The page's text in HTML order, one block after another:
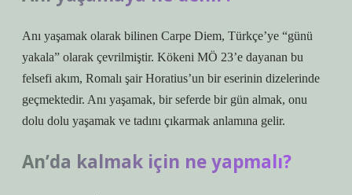
Anı yaşamak olarak bilinen Carpe Diem, Türkçe’ye “günü
yakala” olarak çevrilmiştir. Kökeni MÖ 23’e dayanan bu
felsefi akım, Romalı şair Horatius’un bir eserinin dizelerinde
geçmektedir. Anı yaşamak, bir seferde bir gün almak, onu
dolu dolu yaşamak ve tadını çıkarmak anlamına gelir.
An’da kalmak için ne yapmalı?